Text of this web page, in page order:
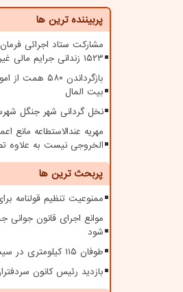
پربیننده ترین ها
مشارکت ستاد اجرائی
۱۵۲۳ زندانی جرایم مالی غیر عمد
بازگرداندن ۵۸۰
بیت المال
نخل گردانی شهر جنگل
مهریه عندالاستطاعه مانع
الخروجی نیست به علاوه
پربحث ترین ها
ممنوعیت تنظیم قولنامه
موانع اجرای قانون جوانی
شود
طوفان ۱۱۵ کیلومتری در سیستان
بازدید رئیس کانون